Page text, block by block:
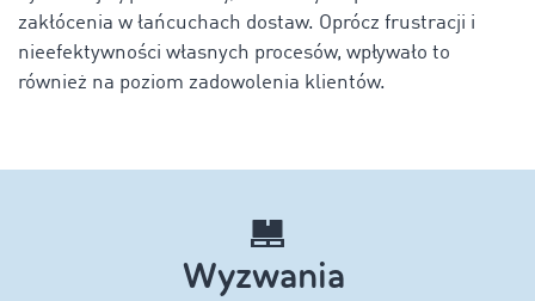
zakłócenia w łańcuchach dostaw. Oprócz frustracji i
nieefektywności własnych procesów, wpływało to
również na poziom zadowolenia klientów.
Wyzwania